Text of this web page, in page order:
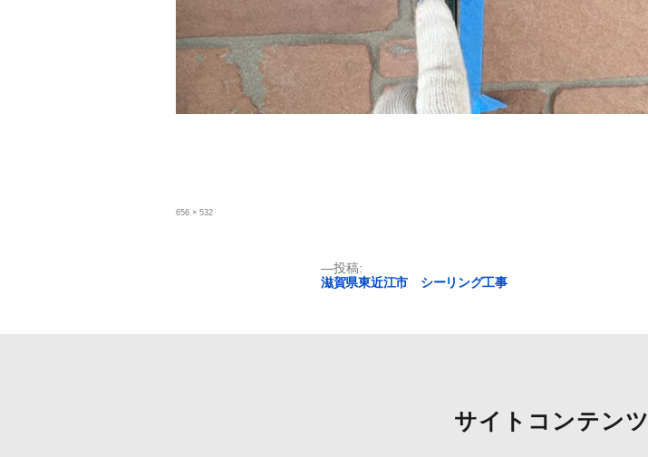
フ
656 × 532
投稿:
滋賀県東近江市 シーリング工事
サイトコンテンツ